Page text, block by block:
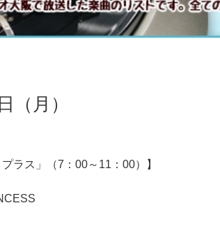
（月）
ラス」（7：00～11：00）】